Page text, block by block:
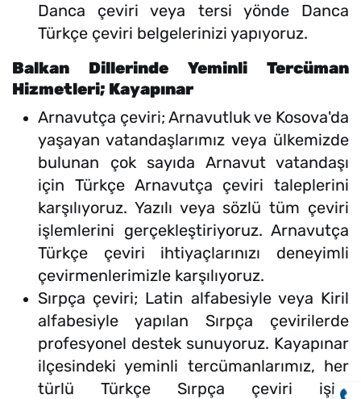
Danca çeviri veya tersi yönde Danca
Türkçe çeviri belgelerinizi yapıyoruz.
Balkan Dillerinde Yeminli Tercüman
Hizmetleri; Kayapınar
Arnavutça çeviri; Arnavutluk ve Kosova'da
yaşayan vatandaşlarımız veya ülkemizde
bulunan çok sayıda Arnavut vatandaşı
için Türkçe Arnavutça çeviri taleplerini
karşılıyoruz. Yazılı veya sözlü tüm çeviri
işlemlerini gerçekleştiriyoruz. Arnavutça
Türkçe çeviri ihtiyaçlarınızı deneyimli
çevirmenlerimizle karşılıyoruz.
Sırpça çeviri; Latin alfabesiyle veya Kiril
alfabesiyle yapılan Sırpça çevirilerde
profesyonel destek sunuyoruz. Kayapınar
ilçesindeki yeminli tercümanlarımız, her
türlü Türkçe Sırpça çeviri işini